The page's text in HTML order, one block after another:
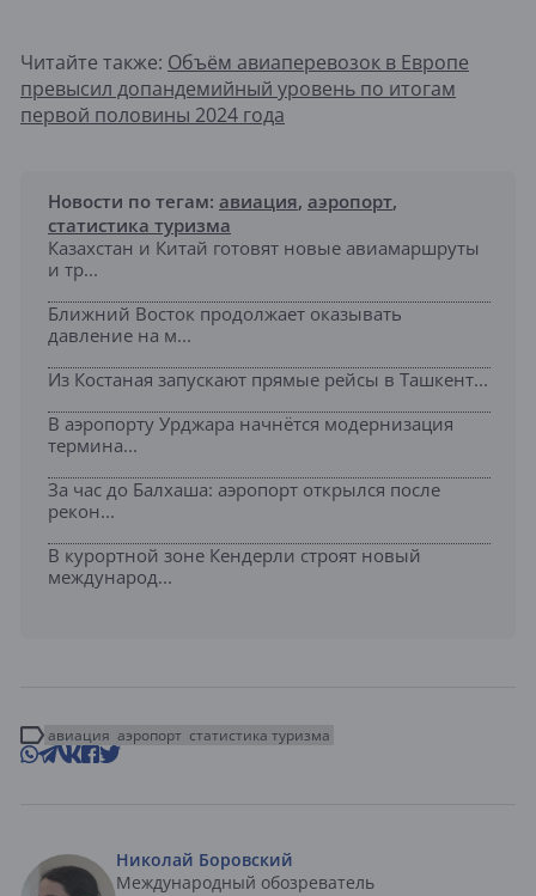
Читайте также: Объём авиаперевозок в Европе
превысил допандемийный уровень по итогам
первой половины 2024 года
Новости по тегам: авиация, аэропорт,
статистика туризма
Казахстан и Китай готовят новые авиамаршруты
и тр...
Ближний Восток продолжает оказывать
давление на м...
Из Костаная запускают прямые рейсы в Ташкент...
В аэропорту Урджара начнётся модернизация
термина...
За час до Балхаша: аэропорт открылся после
рекон...
В курортной зоне Кендерли строят новый
международ...
авиация аэропорт статистика туризма
Николай Боровский
Международный обозреватель